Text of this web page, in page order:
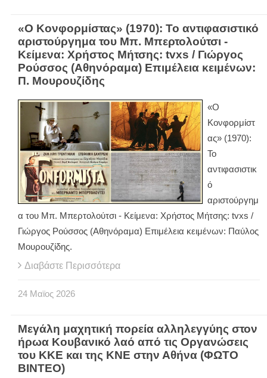
«Ο Κονφορμίστας» (1970): Το αντιφασιστικό
αριστούργημα του Μπ. Μπερτολούτσι -
Κείμενα: Χρήστος Μήτσης: tvxs / Γιώργος
Ρούσσος (Αθηνόραμα) Επιμέλεια κειμένων:
Π. Μουρουζίδης
«Ο
Κονφορμίστ
ας» (1970):
Το
αντιφασιστικ
ό
αριστούργημ
α του Μπ. Μπερτολούτσι - Κείμενα: Χρήστος Μήτσης: tvxs /
Γιώργος Ρούσσος (Αθηνόραμα) Επιμέλεια κειμένων: Παύλος
Μουρουζίδης.
Διαβάστε Περισσότερα
24 Μαϊος 2026
Μεγάλη μαχητική πορεία αλληλεγγύης στον
ήρωα Κουβανικό λαό από τις Οργανώσεις
του ΚΚΕ και της ΚΝΕ στην Αθήνα (ΦΩΤΟ
ΒΙΝΤΕΟ)